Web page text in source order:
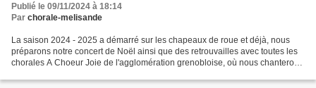
Publié le 09/11/2024 à 18:14
Par chorale-melisande
La saison 2024 - 2025 a démarré sur les chapeaux de roue et déjà, nous
préparons notre concert de Noël ainsi que des retrouvailles avec toutes les
chorales A Choeur Joie de l'agglomération grenobloise, où nous chanterons